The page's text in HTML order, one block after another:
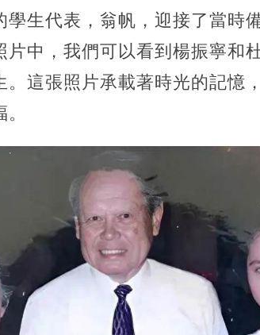
學生代表，翁帆，迎接了當時
片中，我們可以看到楊振寧和
這張照片承載著時光的記憶